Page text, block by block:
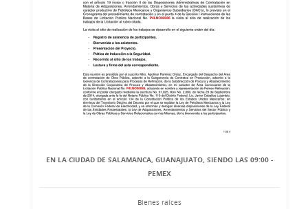
EN LA CIUDAD DE SALAMANCA, GUANAJUATO, SIENDO LAS 09:00 -
PEMEX
Bienes raíces